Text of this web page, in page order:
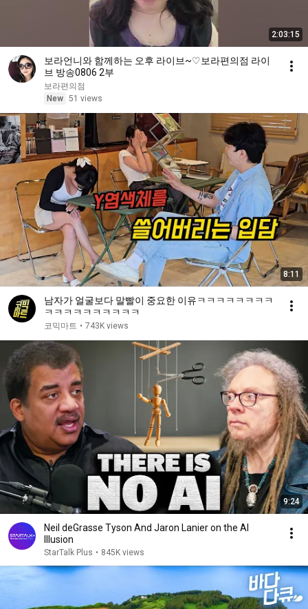
2:03:15
보라언니와 함께하는 오후 라이브~♡보라편의점 라이
브 방송0806 2부
보라편의점
New 51 views
8:11
남자가 얼굴보다 말빨이 중요한 이유ㅋㅋㅋㅋㅋㅋㅋㅋ
ㅋㅋㅋㅋㅋㅋㅋㅋㅋㅋ
코믹마트 • 743K views
9:24
Neil deGrasse Tyson And Jaron Lanier on the AI
Illusion
StarTalk Plus • 845K views